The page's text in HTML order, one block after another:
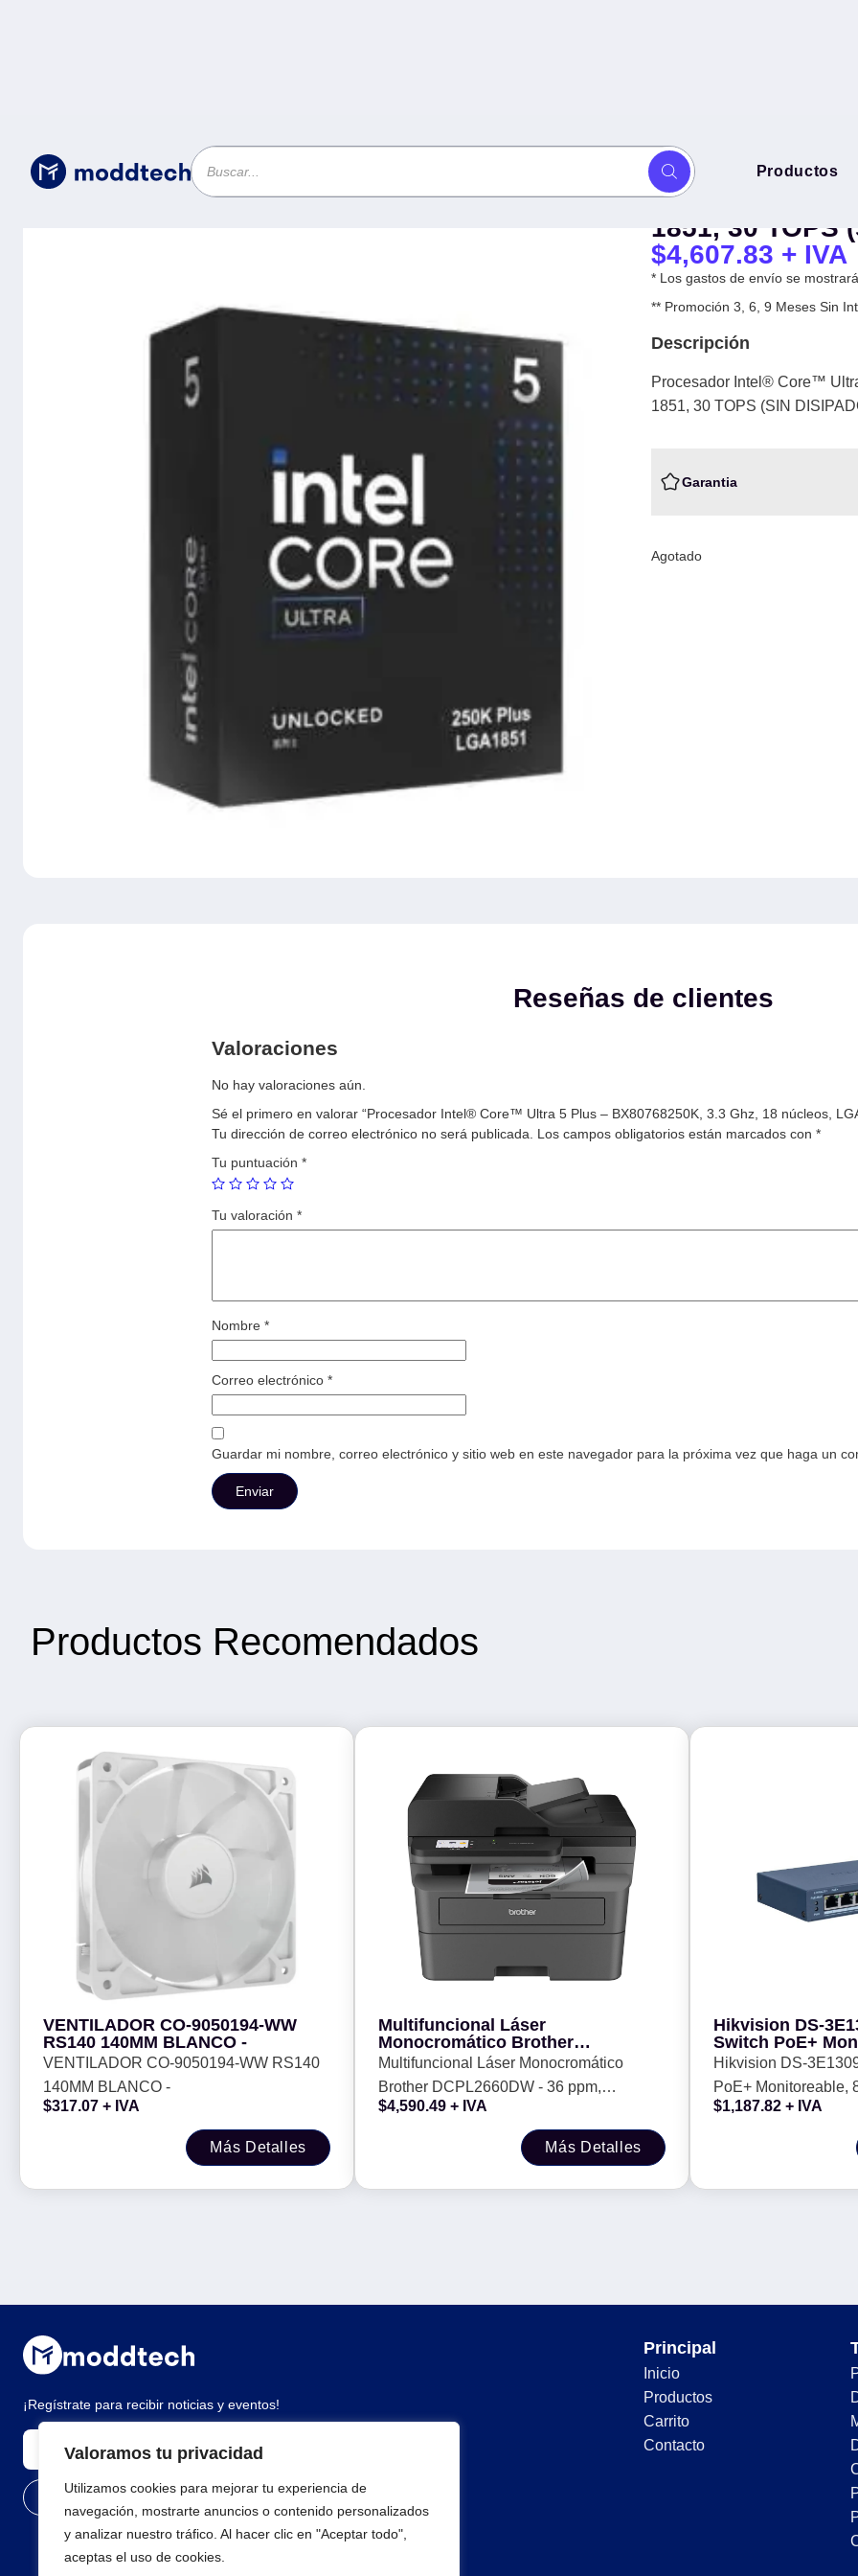
Valoramos tu privacidad
Utilizamos cookies para mejorar tu experiencia de
navegación, mostrarte anuncios o contenido personalizados
y analizar nuestro tráfico. Al hacer clic en "Aceptar todo",
aceptas el uso de cookies.
Productos
Sin categoría/Procesador Intel® Core™ Ultra 5 Plus - BX80768250K, 3.3 Ghz, 18
núcleos, LGA 1851, 30 TOPS (SIN DISIPADOR)
Procesador
BX80768250K,
1851, 30 TOPS
$4,607.83 + IVA
* Los gastos de envío se
** Promoción 3, 6, 9 Meses Sin
Descripción
Procesador Intel® Core™
1851, 30 TOPS (SIN
Garantia
Agotado
Reseñas de clientes
Valoraciones
No hay valoraciones aún.
Sé el primero en valorar “Procesador Intel® Core™ Ultra 5 Plus – BX80768250K, 3.3 Ghz, 18 núcleos,
Tu dirección de correo electrónico no será publicada.
Los campos obligatorios están marcados con *
Tu puntuación *
Tu valoración *
Nombre *
Correo electrónico *
Guardar mi nombre, correo electrónico y sitio web en este navegador para la próxima vez que haga un
Productos Recomendados
VENTILADOR CO-9050194-WW
RS140 140MM BLANCO -
VENTILADOR CO-9050194-WW RS140
140MM BLANCO -
$317.07 + IVA
Más Detalles
Multifuncional Láser
Monocromático Brother
DCPL2660DW - 36 ppm, Impresión
Dúplex, Ethernet, Wifi 2.4/5GHz,
Cama Plana Carta, Tóner de hasta
5, 000 págs
Multifuncional Láser Monocromático
Brother DCPL2660DW - 36 ppm,
Impresión Dúplex, Ethernet, Wifi
2.4/5GHz, Cama Plana Carta, Tóner de
$4,590.49 + IVA
Más Detalles
Hikvision DS-
Switch PoE+
Puertos 10/100
Hikvision DS-
PoE+ Monitoreable,
Mbps PoE+
$1,187.82 + IVA
¡Regístrate para recibir noticias y eventos!
Principal
Inicio
Productos
Carrito
Contacto